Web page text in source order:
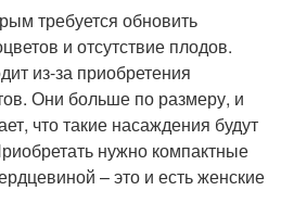
требуется обновить
и отсутствие плодов.
из-за приобретения
Они больше по размеру, и
что такие насаждения будут
нужно компактные
– это и есть женские